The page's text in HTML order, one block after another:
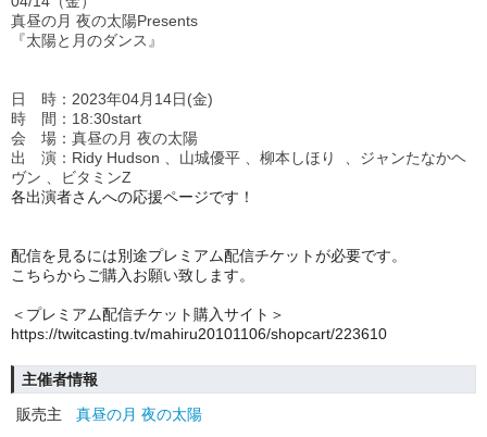
真昼の月 夜の太陽Presents
『太陽と月のダンス』
日 時：2023年04月14日(金)
時 間：18:30start
会 場：真昼の月 夜の太陽
出 演：Ridy Hudson 、山城優平 、柳本しほり 、ジャンたなかヘ
ヴン 、ビタミンZ
各出演者さんへの応援ページです！
配信を見るには別途プレミアム配信チケットが必要です。
こちらからご購入お願い致します。
＜プレミアム配信チケット購入サイト＞
https://twitcasting.tv/mahiru20101106/shopcart/223610
主催者情報
販売主
真昼の月 夜の太陽